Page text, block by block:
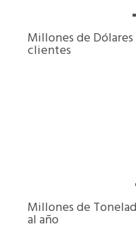
Millones de
clientes
Millones de
al año